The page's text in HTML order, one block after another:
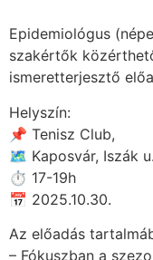
Epidemiológus
szakértők
ismeretterjesztő
Helyszín:
📌 Tenisz Club,
🗺 Kaposvár, Iszák
⏱ 17-19h
📅 2025.10.30.
Az előadás
– Fókuszban a